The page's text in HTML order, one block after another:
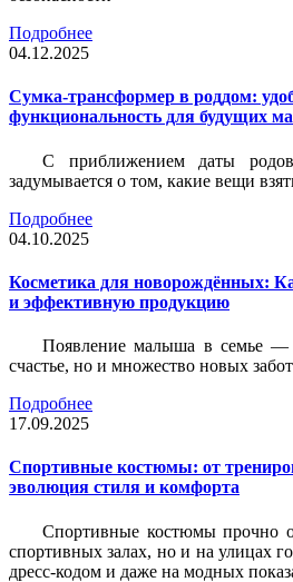
Подробнее
04.12.2025
Сумка-трансформер в роддом:
функциональность для будущих
С приближением даты
задумывается о том, какие вещи
Подробнее
04.10.2025
Косметика для новорождённых:
и эффективную продукцию
Появление малыша в семье —
счастье, но и множество новых забот
Подробнее
17.09.2025
Спортивные костюмы: от
эволюция стиля и комфорта
Спортивные костюмы прочно
спортивных залах, но и на улицах
дресс-кодом и даже на модных